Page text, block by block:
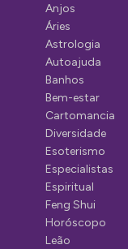
Anjos
Áries
Astrologia
Autoajuda
Banhos
Bem-estar
Cartomancia
Diversidade
Esoterismo
Especialistas
Espiritual
Feng Shui
Horóscopo
Leão